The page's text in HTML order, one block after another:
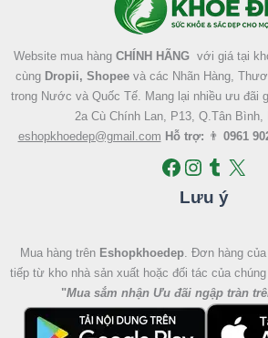
Website mua hàng CHÍNH HÃNG với giá tại
cùng Dropii, Shopeevà các Nhãn Hàng,
trong Nước và Quốc Tế. Mang lại nhiều ưu đãi
2a Cù Chính Lan, P13, Q.Tân Bình,
eshopkhoedep@gmail.com Hỗ trợ: 👨 0961
Lưu ý
Mua hàng trên Eshopkhoedep. Đơn hàng
tiếp từ kho nhà sản xuất hoặc đối tác của chúng
"Mua sắm nhận Ưu đãi ngập tràn